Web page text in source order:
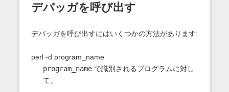
デバッガを呼び出す
デバッガを呼び出すにはいくつかの方法があります:
perl -d program_name
program_nameで識別されるプログラムに対し
て。